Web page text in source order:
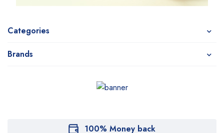
Categories
Brands
100% Money back